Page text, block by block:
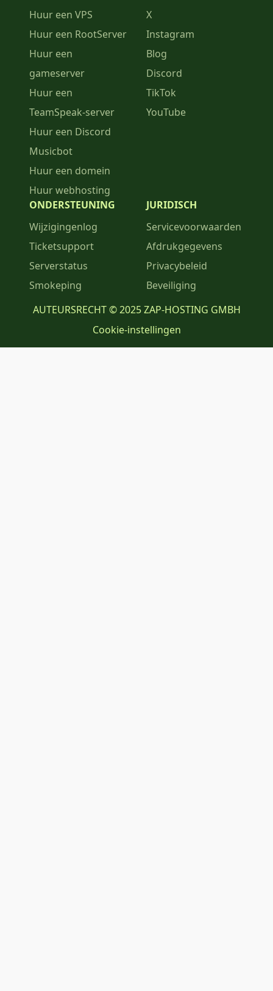
Huur een VPS
Huur een RootServer
Huur een
gameserver
Huur een
TeamSpeak-server
Huur een Discord
Musicbot
Huur een domein
Huur webhosting
X
Instagram
Blog
Discord
TikTok
YouTube
ONDERSTEUNING
Wijzigingenlog
Ticketsupport
Serverstatus
Smokeping
JURIDISCH
Servicevoorwaarden
Afdrukgegevens
Privacybeleid
Beveiliging
AUTEURSRECHT © 2025 ZAP-HOSTING GMBH
Cookie-instellingen